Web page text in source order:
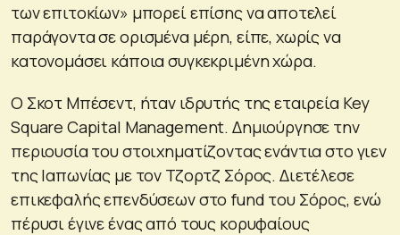
των επιτοκίων» μπορεί επίσης να αποτελεί
παράγοντα σε ορισμένα μέρη, είπε, χωρίς να
κατονομάσει κάποια συγκεκριμένη χώρα.
Ο Σκοτ ​​Μπέσεντ, ήταν ιδρυτής της εταιρεία Key
Square Capital Management. Δημιούργησε την
περιουσία του στοιχηματίζοντας ενάντια στο γιεν
της Ιαπωνίας με τον Τζορτζ Σόρος. Διετέλεσε
επικεφαλής επενδύσεων στο fund του Σόρος, ενώ
πέρυσι έγινε ένας από τους κορυφαίους